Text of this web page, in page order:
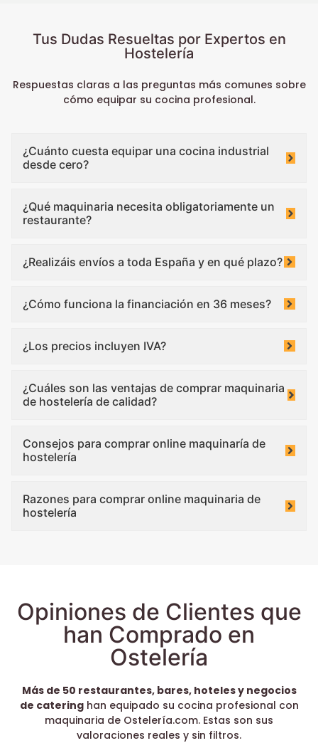
Tus Dudas Resueltas por Expertos en
Hostelería
Respuestas claras a las preguntas más comunes sobre
cómo equipar su cocina profesional.
¿Cuánto cuesta equipar una cocina industrial
desde cero?
¿Qué maquinaria necesita obligatoriamente un
restaurante?
¿Realizáis envíos a toda España y en qué plazo?
¿Cómo funciona la financiación en 36 meses?
¿Los precios incluyen IVA?
¿Cuáles son las ventajas de comprar maquinaria
de hostelería de calidad?
Consejos para comprar online maquinaría de
hostelería
Razones para comprar online maquinaria de
hostelería
Opiniones de Clientes que
han Comprado en
Ostelería
Más de 50 restaurantes, bares, hoteles y negocios
de cateringhan equipado su cocina profesional con
maquinaria de Ostelería.com. Estas son sus
valoraciones reales y sin filtros.